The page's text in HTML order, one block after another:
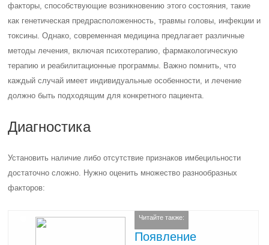
факторы, способствующие возникновению этого состояния, такие
как генетическая предрасположенность, травмы головы, инфекции и
токсины. Однако, современная медицина предлагает различные
методы лечения, включая психотерапию, фармакологическую
терапию и реабилитационные программы. Важно помнить, что
каждый случай имеет индивидуальные особенности, и лечение
должно быть подходящим для конкретного пациента.
Диагностика
Установить наличие либо отсутствие признаков имбецильности
достаточно сложно. Нужно оценить множество разнообразных
факторов:
Читайте также:
Появление